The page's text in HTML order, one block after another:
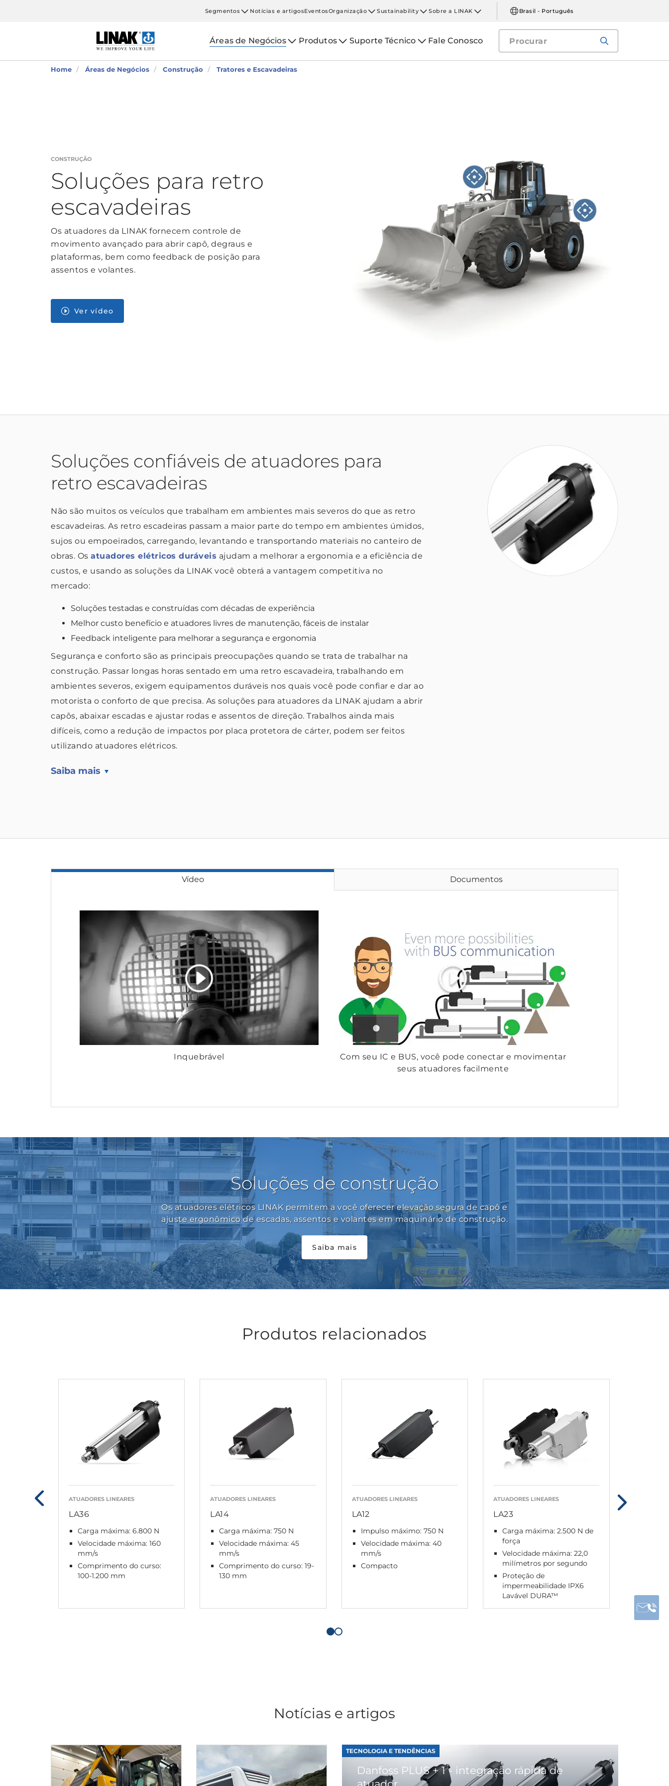
Segmentos Notícias e artigosEventosOrganização Sustainability Sobre a LINAK Brasil - Português
Áreas de Negócios Produtos Suporte Técnico Fale Conosco
Home Áreas de Negócios Construção Tratores e Escavadeiras
CONSTRUÇÃO
Soluções para retro
escavadeiras
Os atuadores da LINAK fornecem controle de
movimento avançado para abrir capô, degraus e
plataformas, bem como feedback de posição para
assentos e volantes.
Ver vídeo
Soluções confiáveis de atuadores para
retro escavadeiras
Não são muitos os veículos que trabalham em ambientes mais severos do que as retro
escavadeiras. As retro escadeiras passam a maior parte do tempo em ambientes úmidos,
sujos ou empoeirados, carregando, levantando e transportando materiais no canteiro de
obras. Os atuadores elétricos duráveis ajudam a melhorar a ergonomia e a eficiência de
custos, e usando as soluções da LINAK você obterá a vantagem competitiva no
mercado:
Soluções testadas e construídas com décadas de experiência
Melhor custo benefício e atuadores livres de manutenção, fáceis de instalar
Feedback inteligente para melhorar a segurança e ergonomia
Segurança e conforto são as principais preocupações quando se trata de trabalhar na
construção. Passar longas horas sentado em uma retro escavadeira, trabalhando em
ambientes severos, exigem equipamentos duráveis nos quais você pode confiar e dar ao
motorista o conforto de que precisa. As soluções para atuadores da LINAK ajudam a abrir
capôs, abaixar escadas e ajustar rodas e assentos de direção. Trabalhos ainda mais
difíceis, como a redução de impactos por placa protetora de cárter, podem ser feitos
utilizando atuadores elétricos.
Saiba mais
Vídeo Documentos
Inquebrável
Com seu IC e BUS, você pode conectar e movimentar
seus atuadores facilmente
Soluções de construção
Os atuadores elétricos LINAK permitem a você oferecer elevação segura de capô e
ajuste ergonômico de escadas, assentos e volantes em maquinário de construção.
Saiba mais
Produtos relacionados
ATUADORES LINEARES
LA36
Carga máxima: 6.800 N
Velocidade máxima: 160
mm/s
Comprimento do curso:
100-1.200 mm
ATUADORES LINEARES
LA14
Carga máxima: 750 N
Velocidade máxima: 45
mm/s
Comprimento do curso: 19-
130 mm
ATUADORES LINEARES
LA12
Impulso máximo: 750 N
Velocidade máxima: 40
mm/s
Compacto
ATUADORES LINEARES
LA23
Carga máxima: 2.500 N de
força
Velocidade máxima: 22,0
milímetros por segundo
Proteção de
impermeabilidade IPX6
Lavável DURA™
Notícias e artigos
TECNOLOGIA E TENDÊNCIAS
Danfoss PLUS + 1 - integração rápida de